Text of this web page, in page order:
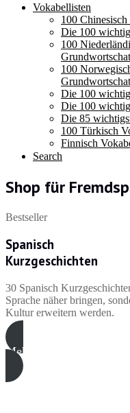
Vokabellisten
100
Die 100
100
100
Die 100
Die 100
Die 85
100 Türkisch
Finnisch
Search
Shop für
Bestseller
Spanisch
Kurzgeschichten
30 Spanisch
Sprache näher bringen,
Kultur erweitern werden.
Mehr Informationen